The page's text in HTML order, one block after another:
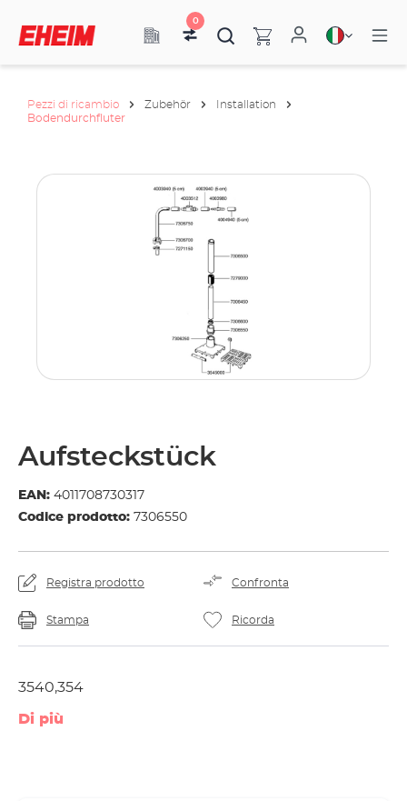
0
Pezzi di ricambio Zubehör
Installation
Bodendurchfluter
Aufsteckstück
EAN: 4011708730317
Codice prodotto: 7306550
Registra prodotto Confronta
Stampa Ricorda
3540,354
Di più